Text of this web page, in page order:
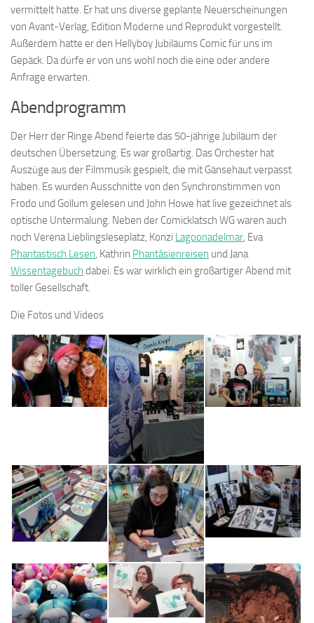
vermittelt hatte. Er hat uns diverse geplante Neuerscheinungen
von Avant-Verlag, Edition Moderne und Reprodukt vorgestellt.
Außerdem hatte er den Hellyboy Jubiläums Comic für uns im
Gepäck. Da dürfe er von uns wohl noch die eine oder andere
Anfrage erwarten.
Abendprogramm
Der Herr der Ringe Abend feierte das 50-jährige Jubiläum der
deutschen Übersetzung. Es war großartig. Das Orchester hat
Auszüge aus der Filmmusik gespielt, die mit Gänsehaut verpasst
haben. Es wurden Ausschnitte von den Synchronstimmen von
Frodo und Gollum gelesen und John Howe hat live gezeichnet als
optische Untermalung. Neben der Comicklatsch WG waren auch
noch Verena Lieblingsleseplatz, Konzi Lagoonadelmar, Eva
Phantastisch Lesen, Kathrin Phantásienreisen und Jana
Wissentagebuch dabei. Es war wirklich ein großartiger Abend mit
toller Gesellschaft.
Die Fotos und Videos